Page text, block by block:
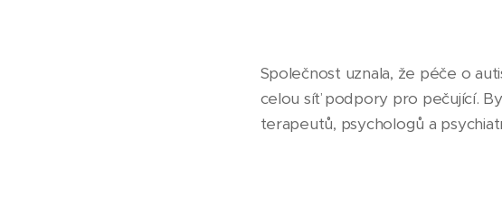
Společnost uznala, že péče o
celou síť podpory pro pečující.
terapeutů, psychologů a